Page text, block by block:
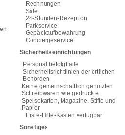
Rechnungen
Safe
24-Stunden-Rezeption
Parkservice
Gepäckaufbewahrung
Conciergeservice
Sicherheitseinrichtungen
Personal befolgt alle
Sicherheitsrichtlinien der örtlichen
Behörden
Keine gemeinschaftlich genutzten
Schreibwaren wie gedruckte
Speisekarten, Magazine, Stifte und
Papier
Erste-Hilfe-Kasten verfügbar
Sonstiges